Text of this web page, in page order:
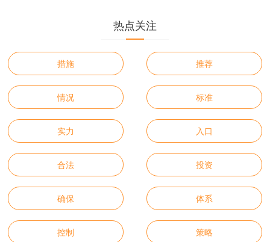
热点关注
措施 推荐
情况 标准
实力 入口
合法 投资
确保 体系
控制 策略